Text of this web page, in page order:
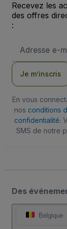
Recevez les
des offres
:
e-
Je m’inscris
En vous
nos conditions
confidentialité.
SMS de notre
Des
Belgique